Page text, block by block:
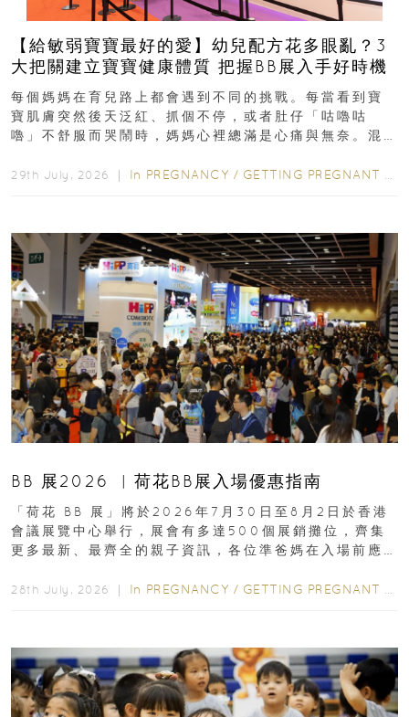
【給敏弱寶寶最好的愛】幼兒配方花多眼亂？3
大把關建立寶寶健康體質 把握BB展入手好時機
每個媽媽在育兒路上都會遇到不同的挑戰。每當看到寶
寶肌膚突然後天泛紅、抓個不停，或者肚仔「咕嚕咕
嚕」不舒服而哭鬧時，媽媽心裡總滿是心痛與無奈。混
29th July, 2026 ｜ In PREGNANCY / GETTING PREGNANT
BB 展2026 ︳荷花BB展入場優惠指南
「荷花 BB 展」將於2026年7月30日至8月2日於香港
會議展覽中心舉行，展會有多達500個展銷攤位，齊集
更多最新、最齊全的親子資訊，各位準爸媽在入場前應
28th July, 2026 ｜ In PREGNANCY / GETTING PREGNANT